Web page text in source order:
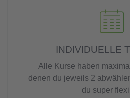
INDIVIDUELLE
Alle Kurse haben
denen du jeweils 2
du super